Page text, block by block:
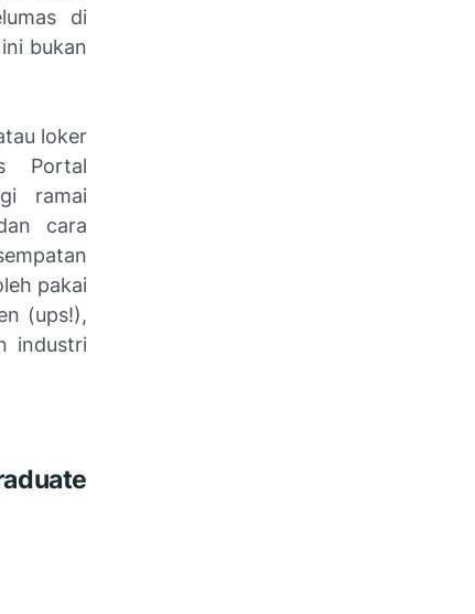
di
bukan
loker
Portal
ramai
cara
pakai
(ups!),
industri